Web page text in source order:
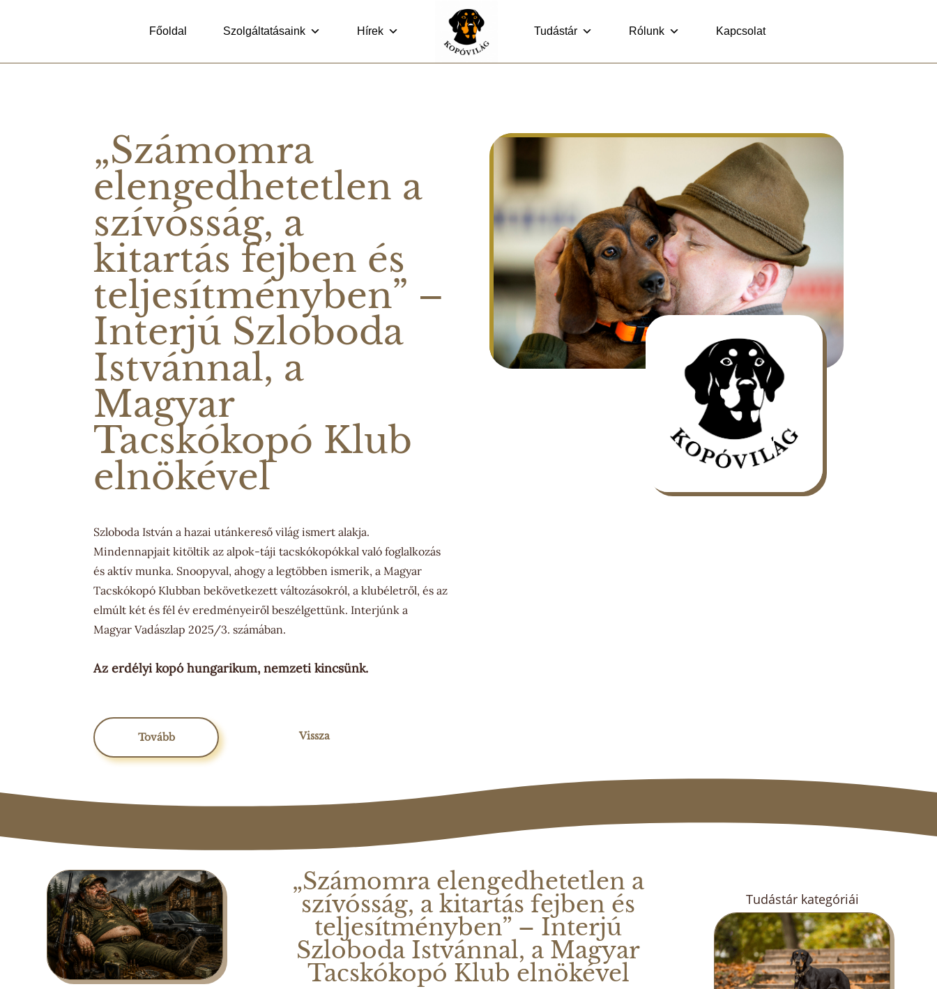
Főoldal Szolgáltatásaink Hírek Tudástár Rólunk Kapcsolat
„Számomra
elengedhetetlen a
szívósság, a
kitartás fejben és
teljesítményben” –
Interjú Szloboda
Istvánnal, a
Magyar
Tacskókopó Klub
elnökével
Szloboda István a hazai utánkereső világ ismert alakja.
Mindennapjait kitöltik az alpok-táji tacskókopókkal való foglalkozás
és aktív munka. Snoopyval, ahogy a legtöbben ismerik, a Magyar
Tacskókopó Klubban bekövetkezett változásokról, a klubéletről, és az
elmúlt két és fél év eredményeiről beszélgettünk. Interjúnk a
Magyar Vadászlap 2025/3. számában.
Az erdélyi kopó hungarikum, nemzeti kincsünk.
Tovább Vissza
„Számomra elengedhetetlen a
szívósság, a kitartás fejben és
teljesítményben” – Interjú
Szloboda Istvánnal, a Magyar
Tacskókopó Klub elnökével
Tudástár kategóriái